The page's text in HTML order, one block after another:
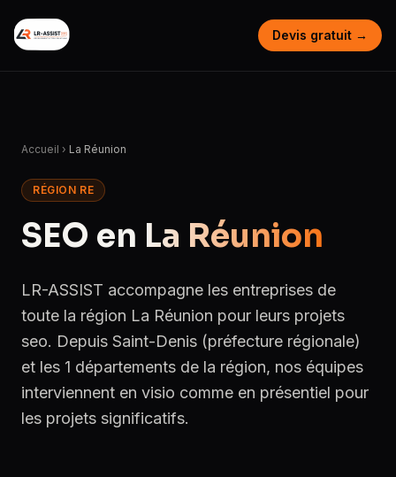
Devis gratuit →
Accueil › La Réunion
RÉGION RE
SEO en La Réunion
LR-ASSIST accompagne les entreprises de
toute la région La Réunion pour leurs projets
seo. Depuis Saint-Denis (préfecture régionale)
et les 1 départements de la région, nos équipes
interviennent en visio comme en présentiel pour
les projets significatifs.